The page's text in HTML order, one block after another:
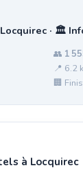
· 🏛️
👥 1
📍 6.2
🏢
à Locquirec